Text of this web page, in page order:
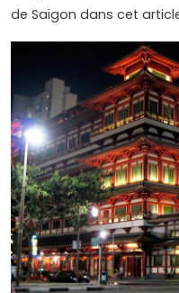
de Saïgon dans cet